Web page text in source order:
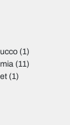
(1)
(11)
(1)